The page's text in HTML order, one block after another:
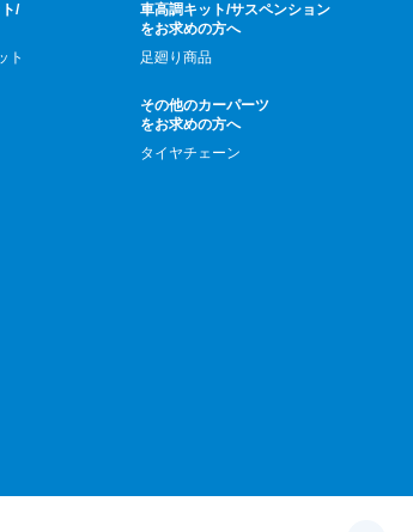
/
ト
車高調キット/サスペンション
をお求めの方へ
足廻り商品
その他のカーパーツ
をお求めの方へ
タイヤチェーン